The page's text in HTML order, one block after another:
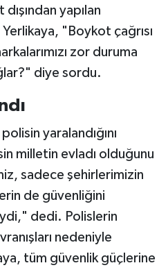
yapılan
"Boykot çağrısı
zor duruma
diye sordu.
yaralandığını
milletin evladı olduğunu
sadece şehirlerimizin
de güvenliğini
dedi. Polislerin
nedeniyle
tüm güvenlik güçlerine